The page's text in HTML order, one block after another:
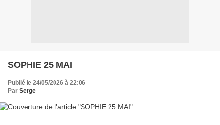
SOPHIE 25 MAI
Publié le 24/05/2026 à 22:06
Par Serge